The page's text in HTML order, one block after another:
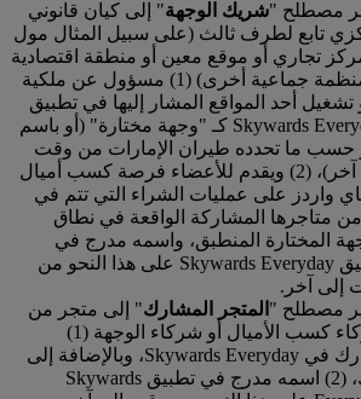
مصطلح "شريك الوجهة" إلى كيان قانوني
تابع لطرف ثالث (على سبيل المثال مول
تجاري أو موقع معين أو منطقة اقتصادية
أو منظمة جماعية أخرى) (1) مسؤول عن ملكية
تشغيل أحد المواقع المشار إليها في تطبيق
Skywards Everyday كـ "وجهة مختارة" (أو باسم
حسب ما تحدده طيران الإمارات من وقت
إلى آخر)، (2) ويقدم للأعضاء فرصة كسب أميال
واردز على عمليات الشراء التي تتم في
متاجرها المشاركة الواقعة في نطاق
المختارة المنطبق، واسمه مدرج في
تطبيق Skywards Everyday على هذا النحو من
إلى آخر.
مصطلح " المتجر المشارك" إلى متجر من
شركاء كسب الأميال أو شركاء الوجهة (1)
يشارك في Skywards Everyday، وبالإضافة إلى
ذلك، (2) اسمه مدرج في تطبيق Skywards